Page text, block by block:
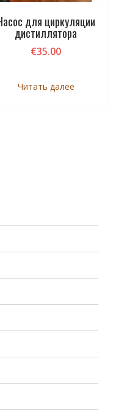
для циркуляции
дистиллятора
€35.00
Читать далее